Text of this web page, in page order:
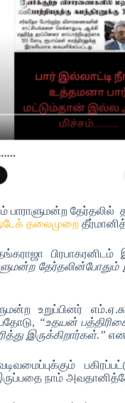
பாராளுமன்ற
தலைமுறை
பிரபாகரனிடம்
தேர்தலின்போதும்
உறுப்பினர்
“உதயன்
இருக்கிறார்கள்.” என
நாம்